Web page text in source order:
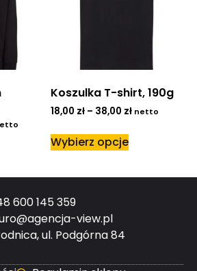
Koszulka T-shirt, 190g
18,00 zł – 38,00 zł netto
Wybierz opcje
600 145 359
view.pl
ul. Podgórna 84